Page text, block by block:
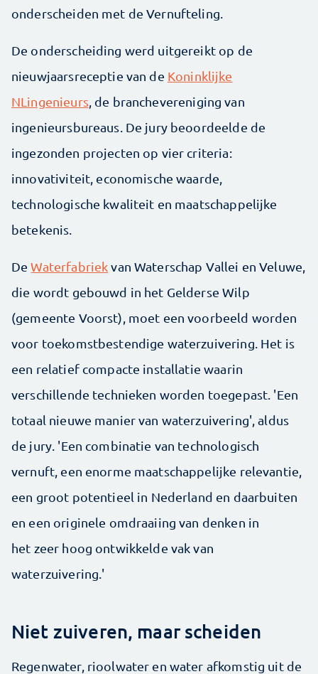
onderscheiden met de Vernufteling.
De onderscheiding werd uitgereikt op de
nieuwjaarsreceptie van de Koninklijke
NLingenieurs, de branchevereniging van
ingenieursbureaus. De jury beoordeelde de
ingezonden projecten op vier criteria:
innovativiteit, economische waarde,
technologische kwaliteit en maatschappelijke
betekenis.
DeWaterfabriekvan Waterschap Vallei en Veluwe,
die wordt gebouwd in het Gelderse Wilp
(gemeente Voorst), moet een voorbeeld worden
voor toekomstbestendige waterzuivering. Het is
een relatief compacte installatie waarin
verschillende technieken worden toegepast. 'Een
totaal nieuwe manier van waterzuivering', aldus
de jury. 'Een combinatie van technologisch
vernuft, een enorme maatschappelijke relevantie,
een groot potentieel in Nederland en daarbuiten
en een originele omdraaiing van denken in
het zeer hoog ontwikkelde vak van
waterzuivering.'
Niet zuiveren, maar scheiden
Regenwater, rioolwater en water afkomstig uit de